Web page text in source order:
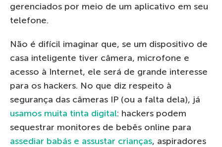
gerenciados por meio de um aplicativo em seu
telefone.
Não é difícil imaginar que, se um dispositivo de
casa inteligente tiver câmera, microfone e
acesso à Internet, ele será de grande interesse
para os hackers. No que diz respeito à
segurança das câmeras IP (ou a falta dela), já
usamos muita tinta digital: hackers podem
sequestrar monitores de bebês online para
assediar babás e assustar crianças, aspiradores